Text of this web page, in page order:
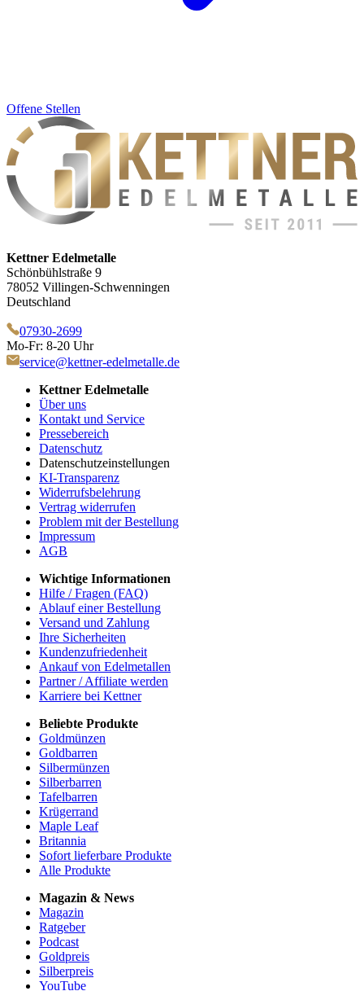
Offene Stellen
Kettner Edelmetalle
Schönbühlstraße 9
78052 Villingen-Schwenningen
Deutschland
07930-2699
Mo-Fr: 8-20 Uhr
service@kettner-edelmetalle.de
Kettner Edelmetalle
Über uns
Kontakt und Service
Pressebereich
Datenschutz
Datenschutzeinstellungen
KI-Transparenz
Widerrufsbelehrung
Vertrag widerrufen
Problem mit der Bestellung
Impressum
AGB
Wichtige Informationen
Hilfe / Fragen (FAQ)
Ablauf einer Bestellung
Versand und Zahlung
Ihre Sicherheiten
Kundenzufriedenheit
Ankauf von Edelmetallen
Partner / Affiliate werden
Karriere bei Kettner
Beliebte Produkte
Goldmünzen
Goldbarren
Silbermünzen
Silberbarren
Tafelbarren
Krügerrand
Maple Leaf
Britannia
Sofort lieferbare Produkte
Alle Produkte
Magazin & News
Magazin
Ratgeber
Podcast
Goldpreis
Silberpreis
YouTube